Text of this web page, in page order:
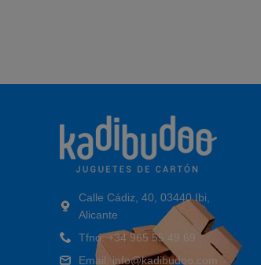
Calle Cádiz, 40, 03440 Ibi,
Alicante
Tfno: +34 965 55 49 69
Email: info@kadibudoo.com